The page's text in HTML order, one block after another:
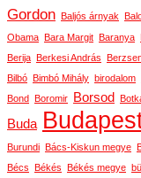
Gordon Baljós árnyak
Obama Bara Margit Baranya
Berija Berkesi András
Bilbó Bimbó Mihály birodalom
Bond Boromir Borsod
Buda
Burundi Bács-Kiskun megye
Bécs Békés Békés megye